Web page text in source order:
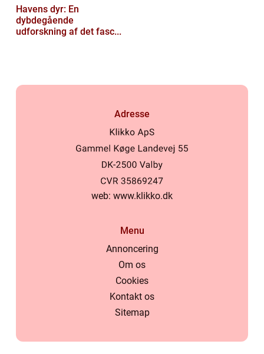
Havens dyr: En
dybdegående
udforskning af det fasc...
Adresse
web: www.klikko.dk
Menu
Annoncering
Om os
Cookies
Kontakt os
Sitemap